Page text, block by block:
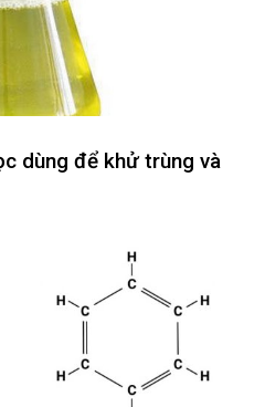
dùng để khử trùng và